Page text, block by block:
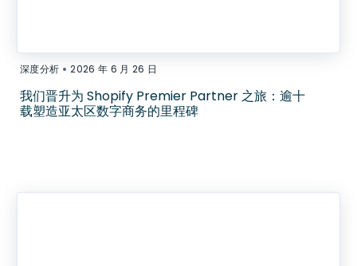
深度分析 • 2026 年 6 月 26 日
我们晋升为 Shopify Premier Partner 之旅：逾十
载塑造亚太区数字商务的里程碑